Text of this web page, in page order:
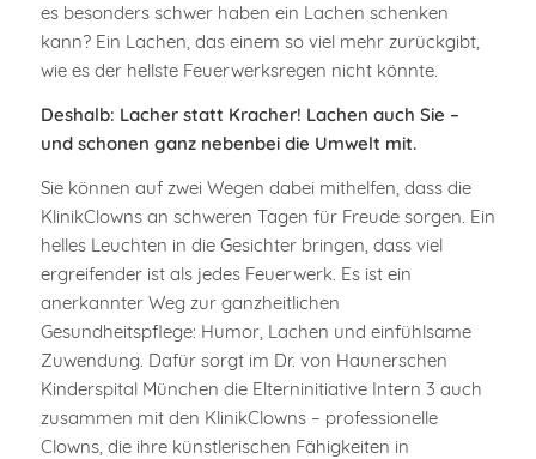
es besonders schwer haben ein Lachen schenken
kann? Ein Lachen, das einem so viel mehr zurückgibt,
wie es der hellste Feuerwerksregen nicht könnte.
Deshalb: Lacher statt Kracher! Lachen auch Sie –
und schonen ganz nebenbei die Umwelt mit.
Sie können auf zwei Wegen dabei mithelfen, dass die
KlinikClowns an schweren Tagen für Freude sorgen. Ein
helles Leuchten in die Gesichter bringen, dass viel
ergreifender ist als jedes Feuerwerk. Es ist ein
anerkannter Weg zur ganzheitlichen
Gesundheitspflege: Humor, Lachen und einfühlsame
Zuwendung. Dafür sorgt im Dr. von Haunerschen
Kinderspital München die Elterninitiative Intern 3 auch
zusammen mit den KlinikClowns – professionelle
Clowns, die ihre künstlerischen Fähigkeiten in